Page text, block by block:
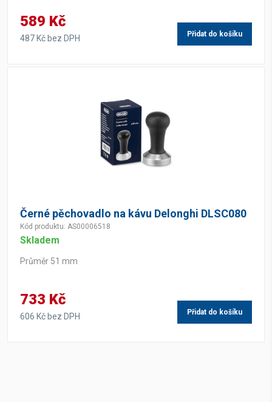
589 Kč
487 Kč bez DPH Přidat do košíku
Černé pěchovadlo na kávu Delonghi DLSC080
Kód produktu: AS00006518
Skladem
Průměr 51 mm
733 Kč
606 Kč bez DPH Přidat do košíku